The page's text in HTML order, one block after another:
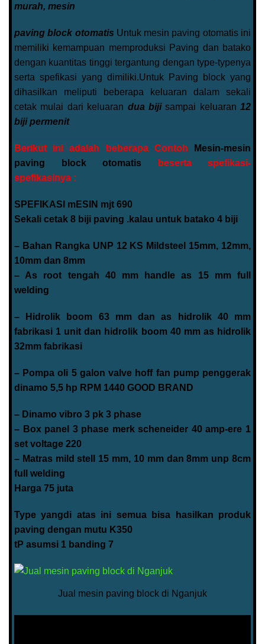
murah, mesin
paving block otomatis Untuk mesin paving otomatis ini
memiliki kemampuan memproduksi Paving dan batako
dengan kuantitas tinggi tergantung dengan type-typenya
serta spefikasi yang dimiliki.Untuk Paving block yang
dihasilkan meliputi beberapa keluaran dalam sekali
cetak mulai dari keluaran dua biji sampai keluaran 12
biji permenit
Berikut ini adalah beberapa Contoh
Mesin-mesin
paving block otomatis beserta spefikasi-
spefikasinya :
SPEFIKASI mESIN mjt 690
Sekali cetak 8 biji paving .kalau untuk batako 4 biji
– Bahan Rangka UNP 12 KS Mildsteel 15mm, 12mm,
10mm dan 8mm
– As root tengah 40 mm handle as 15 mm full
welding
– Hidrolik boom 63 mm dan as hidrolik 40 mm
fabrikasi 1 unit dan hidrolik boom 40 mm as hidrolik
32mm fabrikasi
– Pompa oli 5 galon valve hoff fan pump penggerak
dinamo 5,5 hp RPM 1440 GOOD BRAND
– Dinamo vibro 3 pk 3 phase
– Box panel 3 phase merk scheneider 40 amp-ere 1
set voltage 220
– Matras mild stell 15 mm, 10 mm dan 8mm unp 8cm
full welding
Harga 75 juta
Type yangdi atas ini semua bisa hasilkan produk
paving dengan mutu K350
tP asumsi 1 banding 7
Jual mesin paving block di Nganjuk